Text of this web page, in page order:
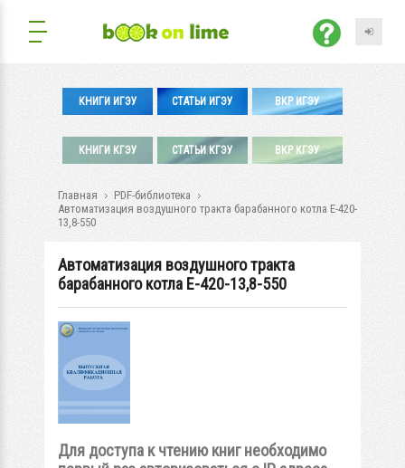
КНИГИ ИГЭУ СТАТЬИ ИГЭУ ВКР ИГЭУ
КНИГИ КГЭУ СТАТЬИ КГЭУ ВКР КГЭУ
Главная
PDF-библиотека
Автоматизация воздушного тракта барабанного котла Е-420-
13,8-550
Автоматизация воздушного тракта
барабанного котла Е-420-13,8-550
Для доступа к чтению книг необходимо